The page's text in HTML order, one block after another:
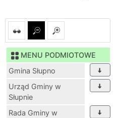
MENU PODMIOTOWE
Gmina Słupno
Urząd Gminy w
Słupnie
Rada Gminy w